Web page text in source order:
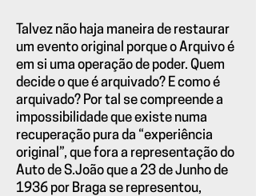
Talvez não haja maneira de restaurar
um evento original porque o Arquivo é
em si uma operação de poder. Quem
decide o que é arquivado? E como é
arquivado? Por tal se compreende a
impossibilidade que existe numa
recuperação pura da “experiência
original”, que fora a representação do
Auto de S.João que a 23 de Junho de
1936 por Braga se representou,